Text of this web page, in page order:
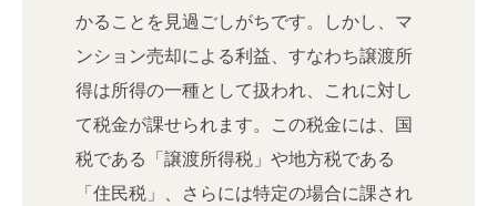
かることを見過ごしがちです。しかし、マ
ンション売却による利益、すなわち譲渡所
得は所得の一種として扱われ、これに対し
て税金が課せられます。この税金には、国
税である「譲渡所得税」や地方税である
「住民税」、さらには特定の場合に課され